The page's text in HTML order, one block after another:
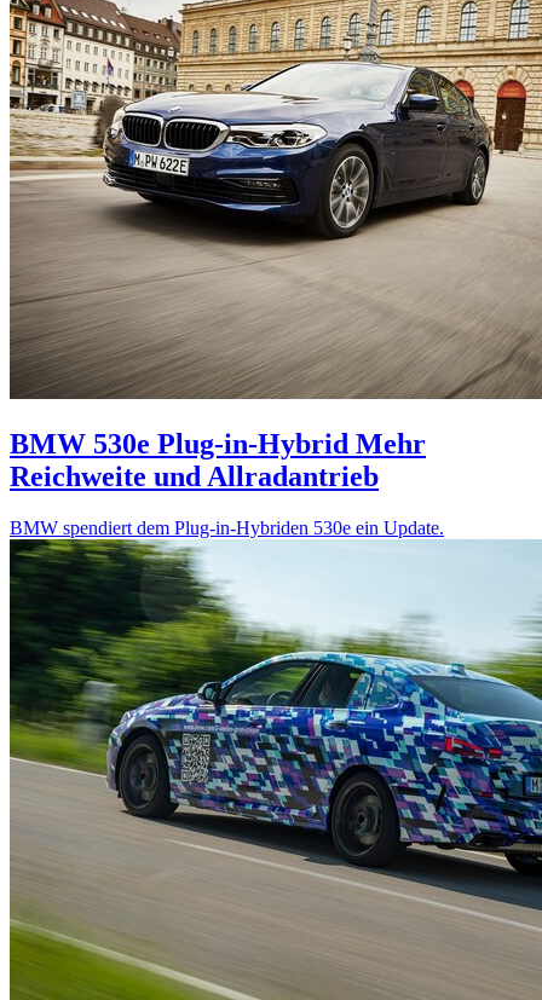
BMW 530e Plug-in-Hybrid Mehr
Reichweite und Allradantrieb
BMW spendiert dem Plug-in-Hybriden 530e ein Update.